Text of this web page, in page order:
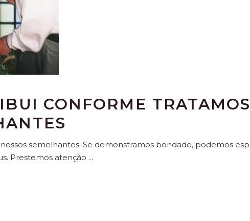
CONFORME
semelhantes. Se demonstramos bondade, podemos
Prestemos atenção